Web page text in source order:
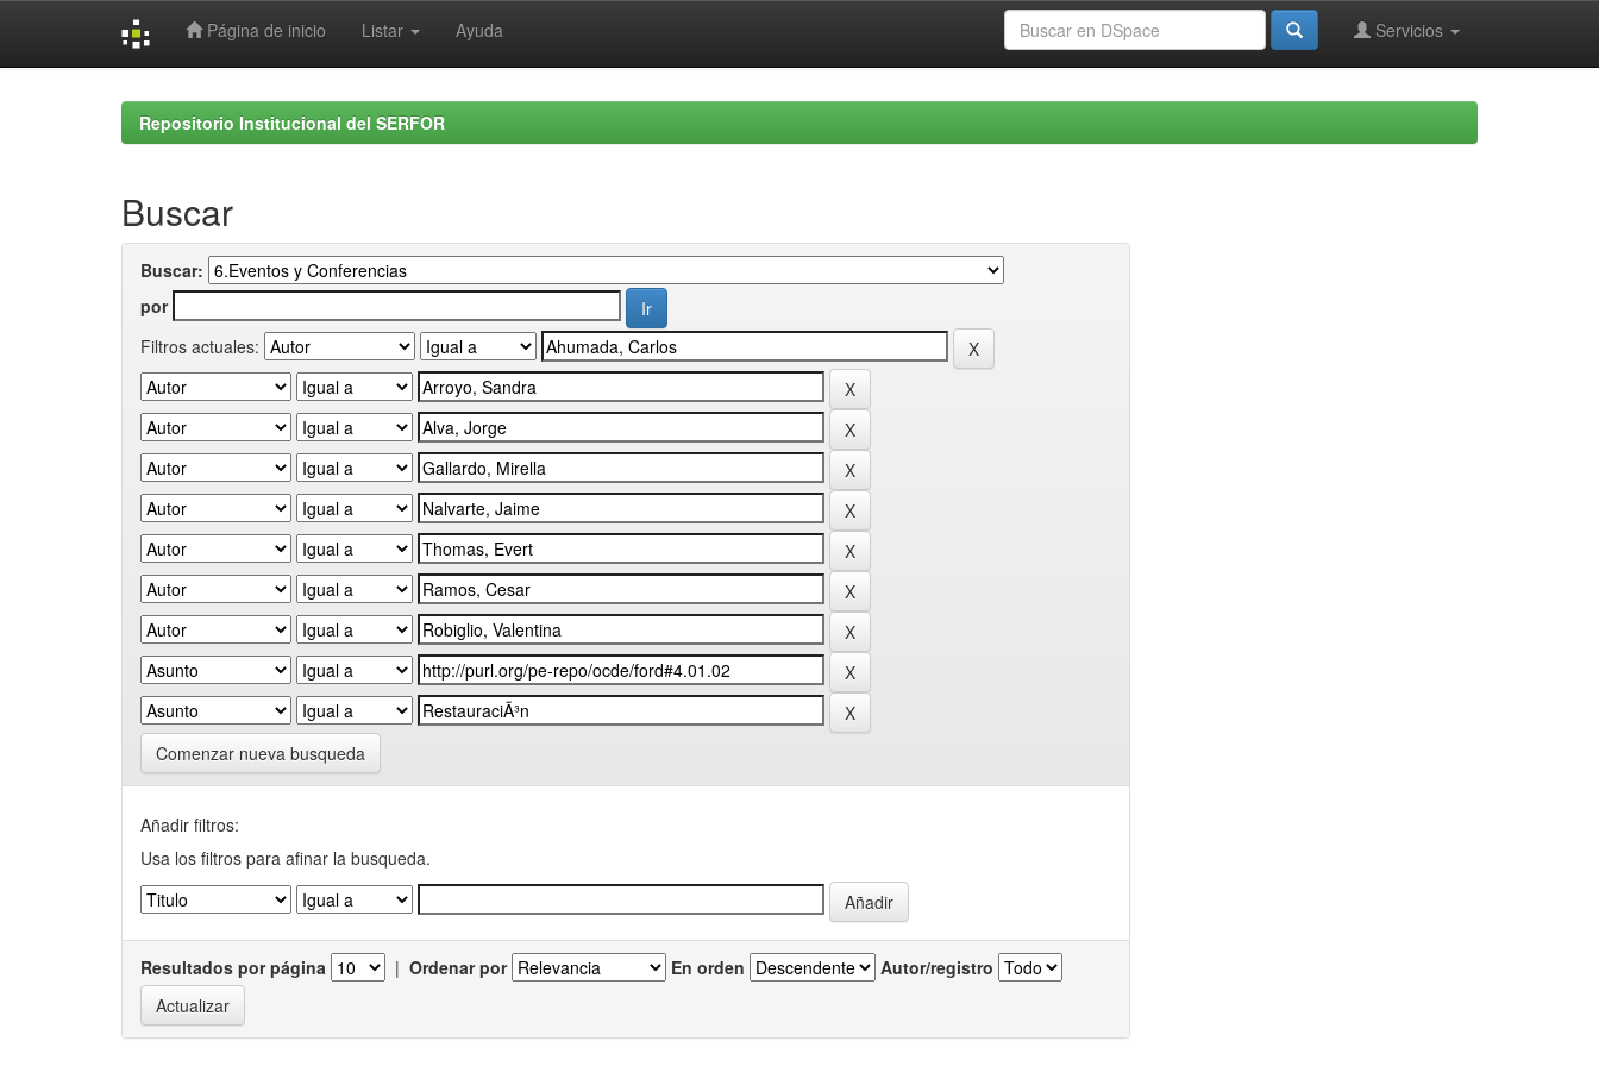
Página de inicio Listar Ayuda Servicios
Repositorio Institucional del SERFOR
Buscar
Buscar:
por
Filtros actuales:
Comenzar nueva busqueda
Añadir filtros:
Usa los filtros para afinar la busqueda.
Resultados por página | Ordenar por En orden Autor/registro